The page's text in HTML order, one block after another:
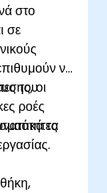
στο
σε
να
του
ροές
τα
οι